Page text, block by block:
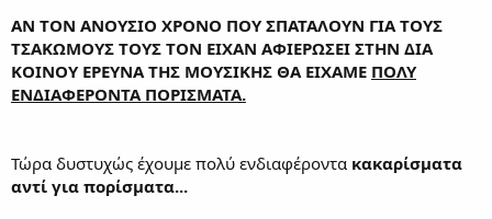
ΑΝ ΤΟΝ ΑΝΟΥΣΙΟ ΧΡΟΝΟ ΠΟΥ ΣΠΑΤΑΛΟΥΝ ΓΙΑ ΤΟΥΣ
ΤΣΑΚΩΜΟΥΣ ΤΟΥΣ ΤΟΝ ΕΙΧΑΝ ΑΦΙΕΡΩΣΕΙ ΣΤΗΝ ΔΙΑ
ΚΟΙΝΟΥ ΕΡΕΥΝΑ ΤΗΣ ΜΟΥΣΙΚΗΣ ΘΑ ΕΙΧΑΜΕ ΠΟΛΥ
ΕΝΔΙΑΦΕΡΟΝΤΑ ΠΟΡΙΣΜΑΤΑ.
Τώρα δυστυχώς έχουμε πολύ ενδιαφέροντα κακαρίσματα
αντί για πορίσματα...